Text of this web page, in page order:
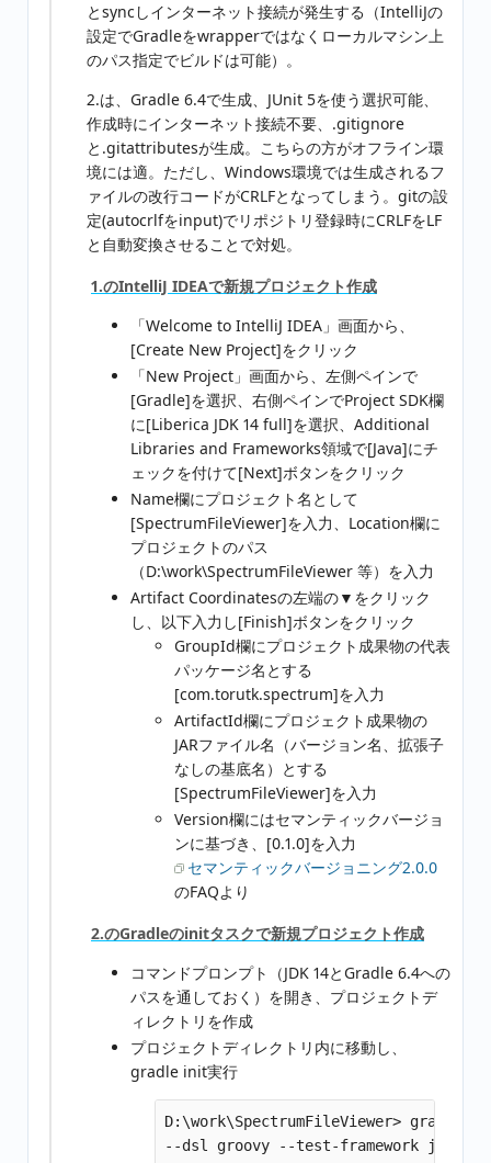
とsyncしインターネット接続が発生する（IntelliJの
設定でGradleをwrapperではなくローカルマシン上
のパス指定でビルドは可能）。
2.は、Gradle 6.4で生成、JUnit 5を使う選択可能、
作成時にインターネット接続不要、.gitignore
と.gitattributesが生成。こちらの方がオフライン環
境には適。ただし、Windows環境では生成されるフ
ァイルの改行コードがCRLFとなってしまう。gitの設
定(autocrlfをinput)でリポジトリ登録時にCRLFをLF
と自動変換させることで対処。
1.のIntelliJ IDEAで新規プロジェクト作成
「Welcome to IntelliJ IDEA」画面から、
[Create New Project]をクリック
「New Project」画面から、左側ペインで
[Gradle]を選択、右側ペインでProject SDK欄
に[Liberica JDK 14 full]を選択、Additional
Libraries and Frameworks領域で[Java]にチ
ェックを付けて[Next]ボタンをクリック
Name欄にプロジェクト名として
[SpectrumFileViewer]を入力、Location欄に
プロジェクトのパス
（D:\work\SpectrumFileViewer 等）を入力
Artifact Coordinatesの左端の▼をクリック
し、以下入力し[Finish]ボタンをクリック
GroupId欄にプロジェクト成果物の代表
パッケージ名とする
[com.torutk.spectrum]を入力
ArtifactId欄にプロジェクト成果物の
JARファイル名（バージョン名、拡張子
なしの基底名）とする
[SpectrumFileViewer]を入力
Version欄にはセマンティックバージョ
ンに基づき、[0.1.0]を入力
セマンティックバージョニング2.0.0
のFAQより
2.のGradleのinitタスクで新規プロジェクト作成
コマンドプロンプト（JDK 14とGradle 6.4への
パスを通しておく）を開き、プロジェクトデ
ィレクトリを作成
プロジェクトディレクトリ内に移動し、
gradle init実行
D:\work\SpectrumFileViewer>
--dsl groovy --test-framework junit-